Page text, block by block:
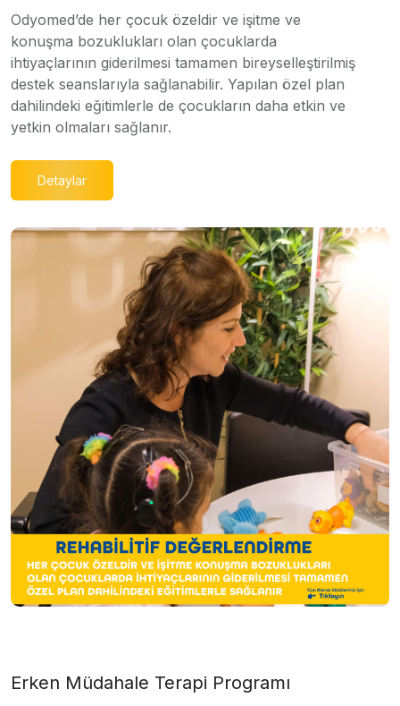
Odyomed’de her çocuk özeldir ve işitme ve
konuşma bozuklukları olan çocuklarda
ihtiyaçlarının giderilmesi tamamen bireyselleştirilmiş
destek seanslarıyla sağlanabilir. Yapılan özel plan
dahilindeki eğitimlerle de çocukların daha etkin ve
yetkin olmaları sağlanır.
Detaylar
Erken Müdahale Terapi Programı